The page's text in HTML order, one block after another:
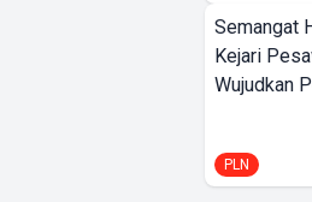
Semangat
Kejari
Wujudkan
PLN